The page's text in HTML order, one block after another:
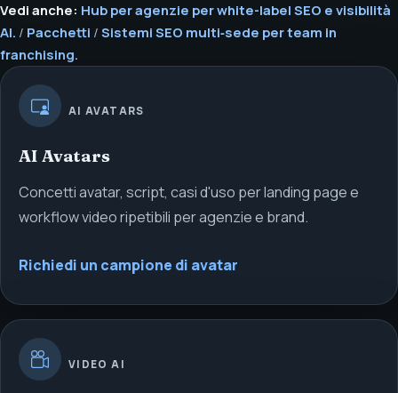
Vedi anche: Hub per agenzie per white-label SEO e visibilità
AI. / Pacchetti / Sistemi SEO multi‑sede per team in
franchising.
AI AVATARS
AI Avatars
Concetti avatar, script, casi d'uso per landing page e
workflow video ripetibili per agenzie e brand.
Richiedi un campione di avatar
VIDEO AI